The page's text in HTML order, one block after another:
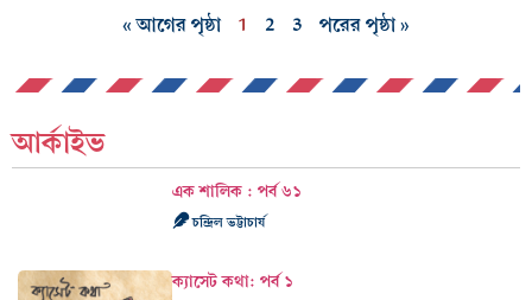
« আগের পৃষ্ঠা 1 2 3 পরের পৃষ্ঠা »
আর্কাইভ
এক শালিক : পর্ব ৬১
চন্দ্রিল ভট্টাচার্য
ক্যাসেট কথা: পর্ব ১